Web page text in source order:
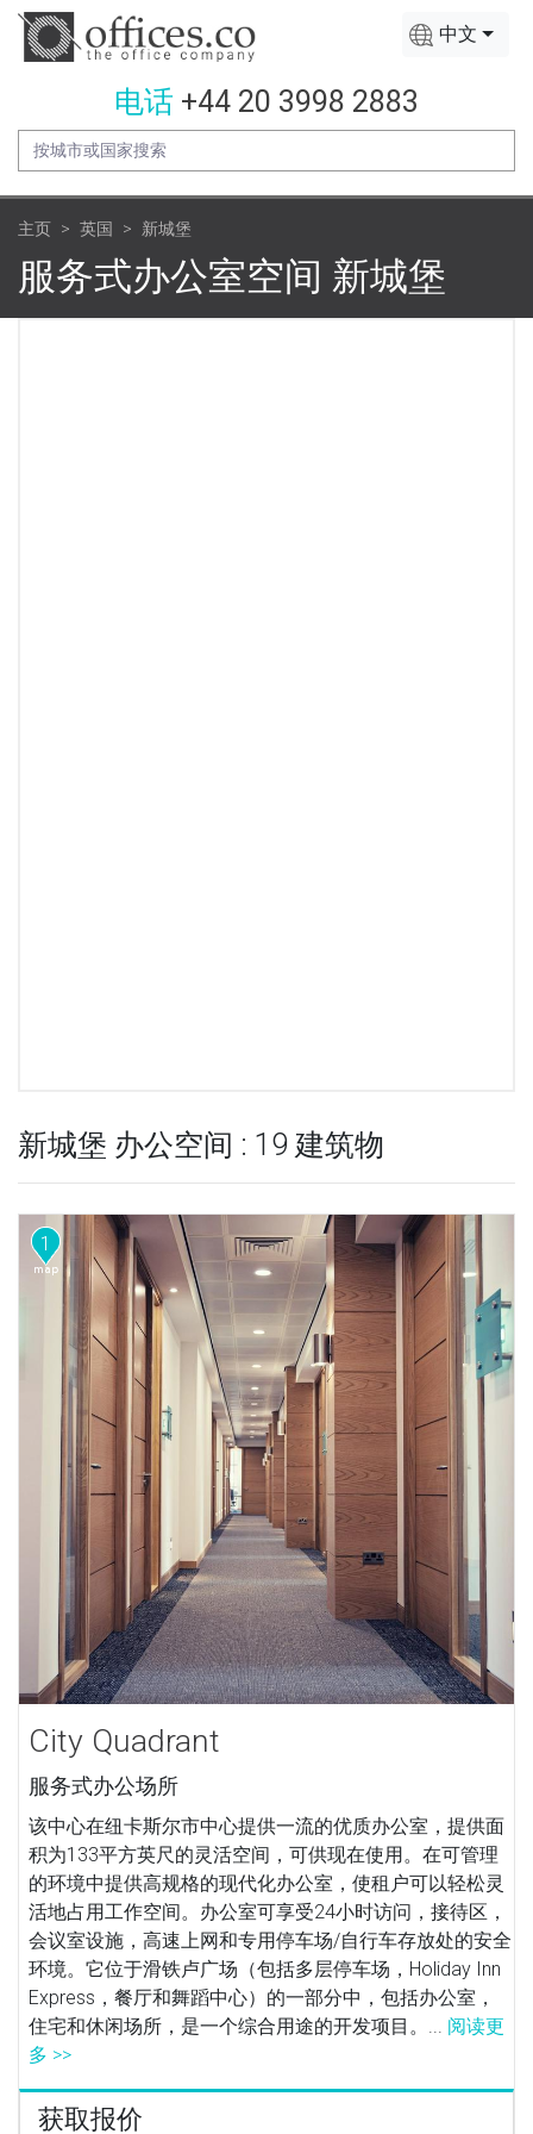
中文
电话 +44 20 3998 2883
主页 英国 新城堡
服务式办公室空间 新城堡
新城堡 办公空间 : 19 建筑物
1
City Quadrant
服务式办公场所
该中心在纽卡斯尔市中心提供一流的优质办公室，提供面
积为133平方英尺的灵活空间，可供现在使用。在可管理
的环境中提供高规格的现代化办公室，使租户可以轻松灵
活地占用工作空间。办公室可享受24小时访问，接待区，
会议室设施，高速上网和专用停车场/自行车存放处的安全
环境。它位于滑铁卢广场（包括多层停车场，Holiday Inn
Express，餐厅和舞蹈中心）的一部分中，包括办公室，
住宅和休闲场所，是一个综合用途的开发项目。... 阅读更
多 >>
获取报价